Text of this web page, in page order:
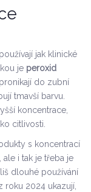
jak klinické
je peroxid
do zubní
tmavší barvu.
koncentrace,
citlivosti.
s koncentrací
i tak je třeba je
dlouhé používání
roku 2024 ukazují,